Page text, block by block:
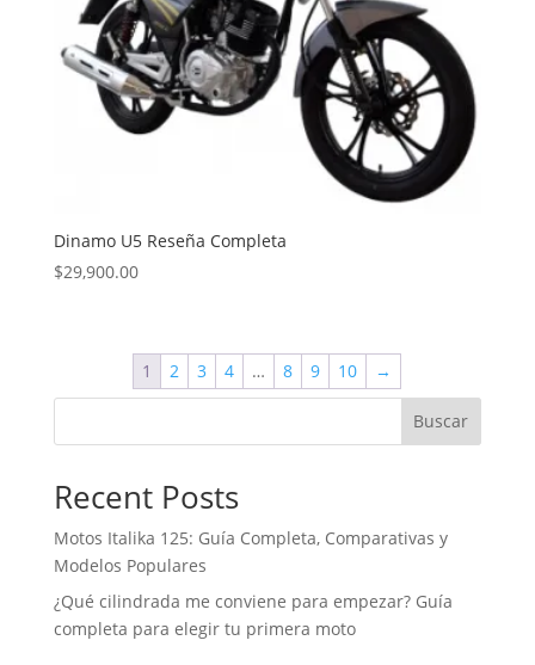
Dinamo U5 Reseña Completa
$29,900.00
1 2 3 4 … 8 9 10 →
Buscar
Recent Posts
Motos Italika 125: Guía Completa, Comparativas y
Modelos Populares
¿Qué cilindrada me conviene para empezar? Guía
completa para elegir tu primera moto